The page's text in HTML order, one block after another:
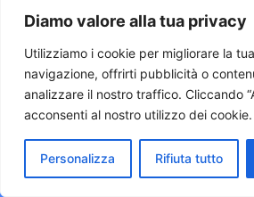
Diamo valore alla tua privacy
Utilizziamo i cookie per migliorare la
navigazione, offrirti pubblicità o
analizzare il nostro traffico. Cliccando
acconsenti al nostro utilizzo dei cookie.
Personalizza Rifiuta tutto
Inserisci
tuo